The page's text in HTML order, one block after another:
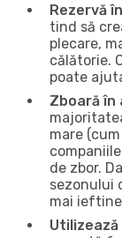
Rezervă
tind să
plecare,
călătorie.
poate
Zboară
mare
de zbor.
sezonului
mai